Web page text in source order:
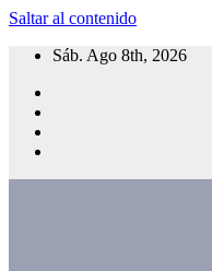
Saltar al contenido
Sáb. Ago 8th, 2026